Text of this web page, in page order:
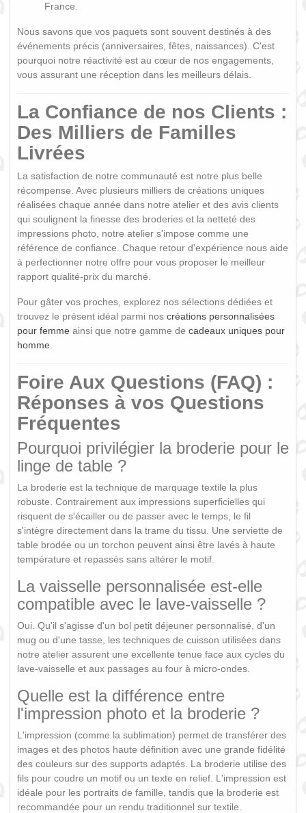
France.
Nous savons que vos paquets sont souvent destinés à des
événements précis (anniversaires, fêtes, naissances). C'est
pourquoi notre réactivité est au cœur de nos engagements,
vous assurant une réception dans les meilleurs délais.
La Confiance de nos Clients :
Des Milliers de Familles
Livrées
La satisfaction de notre communauté est notre plus belle
récompense. Avec plusieurs milliers de créations uniques
réalisées chaque année dans notre atelier et des avis clients
qui soulignent la finesse des broderies et la netteté des
impressions photo, notre atelier s'impose comme une
référence de confiance. Chaque retour d'expérience nous aide
à perfectionner notre offre pour vous proposer le meilleur
rapport qualité-prix du marché.
Pour gâter vos proches, explorez nos sélections dédiées et
trouvez le présent idéal parmi nos créations personnalisées
pour femme ainsi que notre gamme de cadeaux uniques pour
homme.
Foire Aux Questions (FAQ) :
Réponses à vos Questions
Fréquentes
Pourquoi privilégier la broderie pour le
linge de table ?
La broderie est la technique de marquage textile la plus
robuste. Contrairement aux impressions superficielles qui
risquent de s'écailler ou de passer avec le temps, le fil
s'intègre directement dans la trame du tissu. Une serviette de
table brodée ou un torchon peuvent ainsi être lavés à haute
température et repassés sans altérer le motif.
La vaisselle personnalisée est-elle
compatible avec le lave-vaisselle ?
Oui. Qu'il s'agisse d'un bol petit déjeuner personnalisé, d'un
mug ou d'une tasse, les techniques de cuisson utilisées dans
notre atelier assurent une excellente tenue face aux cycles du
lave-vaisselle et aux passages au four à micro-ondes.
Quelle est la différence entre
l'impression photo et la broderie ?
L'impression (comme la sublimation) permet de transférer des
images et des photos haute définition avec une grande fidélité
des couleurs sur des supports adaptés. La broderie utilise des
fils pour coudre un motif ou un texte en relief. L'impression est
idéale pour les portraits de famille, tandis que la broderie est
recommandée pour un rendu traditionnel sur textile.